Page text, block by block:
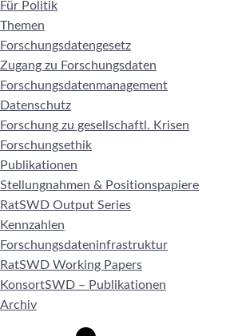
Für Politik
Themen
Forschungsdatengesetz
Zugang zu Forschungsdaten
Forschungsdatenmanagement
Datenschutz
Forschung zu gesellschaftl. Krisen
Forschungsethik
Publikationen
Stellungnahmen & Positionspapiere
RatSWD Output Series
Kennzahlen
Forschungsdateninfrastruktur
RatSWD Working Papers
KonsortSWD – Publikationen
Archiv